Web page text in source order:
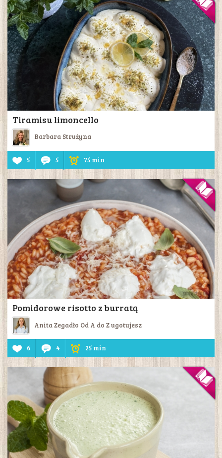
Tiramisu limoncello
Barbara Strużyna
5 5 75 min
Pomidorowe risotto z burratą
Anita Zegadło Od A do Z ugotujesz
6 4 25 min